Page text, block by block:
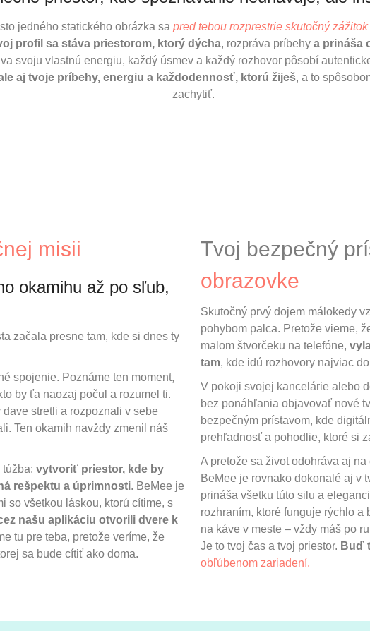
jedného statického obrázka sa pred tebou rozprestrie skutočný
profil sa stáva priestorom, ktorý dýcha, rozpráva príbehy a prináša
svoju vlastnú energiu, každý úsmev a každý rozhovor pôsobí
aj tvoje príbehy, energiu a každodennosť, ktorú žiješ, a to
zachytiť.
misii
okamihu až po sľub,
začala presne tam, kde si dnes ty
spojenie. Poznáme ten moment,
by ťa naozaj počul a rozumel ti.
stretli a rozpoznali v sebe
Ten okamih navždy zmenil náš
vytvoriť priestor, kde by
rešpektu a úprimnosti. BeMee je
so všetkou láskou, ktorú cítime, s
našu aplikáciu otvorili dvere k
tu pre teba, pretože veríme, že
sa bude cítiť ako doma.
Tvoj bezpečný
obrazovke
Skutočný prvý dojem málokedy
pohybom palca. Pretože vieme,
malom štvorčeku na telefóne,
tam, kde idú rozhovory najviac
V pokoji svojej kancelárie alebo
bez ponáhľania objavovať nové
bezpečným prístavom, kde
prehľadnosť a pohodlie, ktoré si
A pretože sa život odohráva aj
BeMee je rovnako dokonalé aj v
prináša všetku túto silu a
rozhraním, ktoré funguje rýchlo
na káve v meste – vždy máš po
Je to tvoj čas a tvoj priestor. Buď
obľúbenom zariadení.